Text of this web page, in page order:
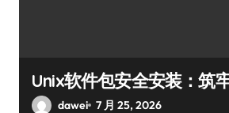
Unix软件包安全安装：筑
dawei 7 月 25, 2026